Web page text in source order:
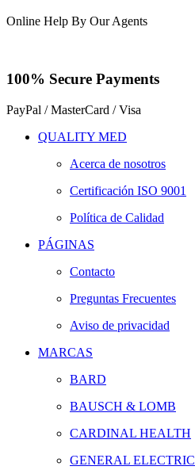
Online Help By Our Agents
100% Secure Payments
PayPal / MasterCard / Visa
QUALITY MED
Acerca de nosotros
Certificación ISO 9001
Política de Calidad
PÁGINAS
Contacto
Preguntas Frecuentes
Aviso de privacidad
MARCAS
BARD
BAUSCH & LOMB
CARDINAL HEALTH
GENERAL ELECTRIC